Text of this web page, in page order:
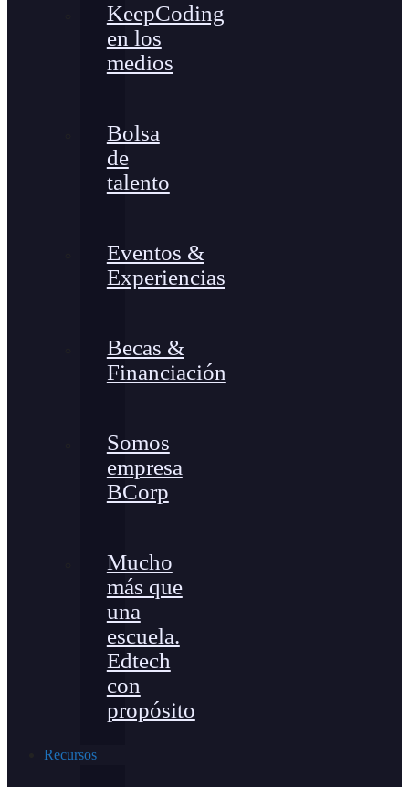
KeepCoding
en los
medios
Bolsa
de
talento
Eventos &
Experiencias
Becas &
Financiación
Somos
empresa
BCorp
Mucho
más que
una
escuela.
Edtech
con
propósito
Recursos